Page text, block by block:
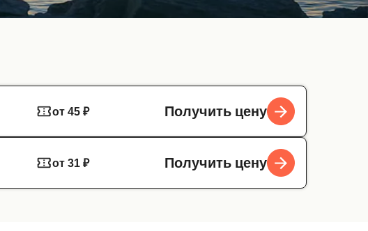
от 45 ₽ Получить цену
от 31 ₽ Получить цену